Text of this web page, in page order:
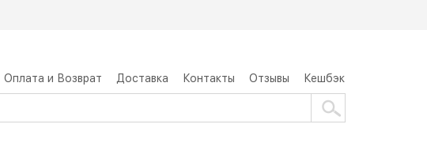
Оплата и Возврат Доставка Контакты Отзывы Кешбэк